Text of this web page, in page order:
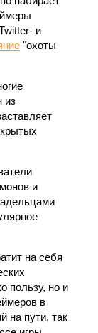
и
"охоты
из
и
на себя
пользу, но и
в
на пути, так